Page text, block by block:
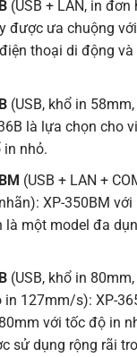
(USB + LAN, in đơn
được ưa chuộng
thoại di động
(USB, khổ in
là lựa chọn cho
in nhỏ.
(USB + LAN +
XP-350BM
là một model đa
(USB, khổ in
in 127mm/s): XP-
với tốc độ in
sử dụng rộng rãi